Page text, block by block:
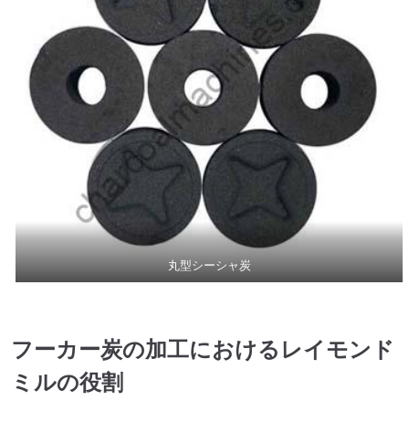
丸型シーシャ炭
フーカー炭の加工におけるレイモンド
ミルの役割